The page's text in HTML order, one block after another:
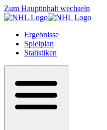
Zum Hauptinhalt wechseln
Ergebnisse
Spielplan
Statistiken